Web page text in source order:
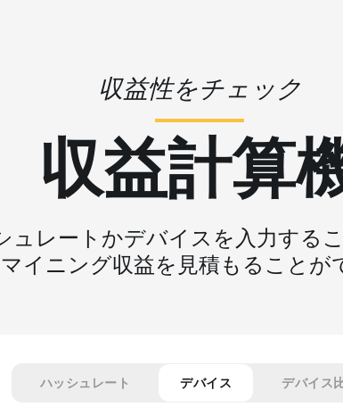
収益性をチェック
収益計算
ュレートかデバイスを入力する
イニング収益を見積もることが
ハッシュレート デバイス デバイス